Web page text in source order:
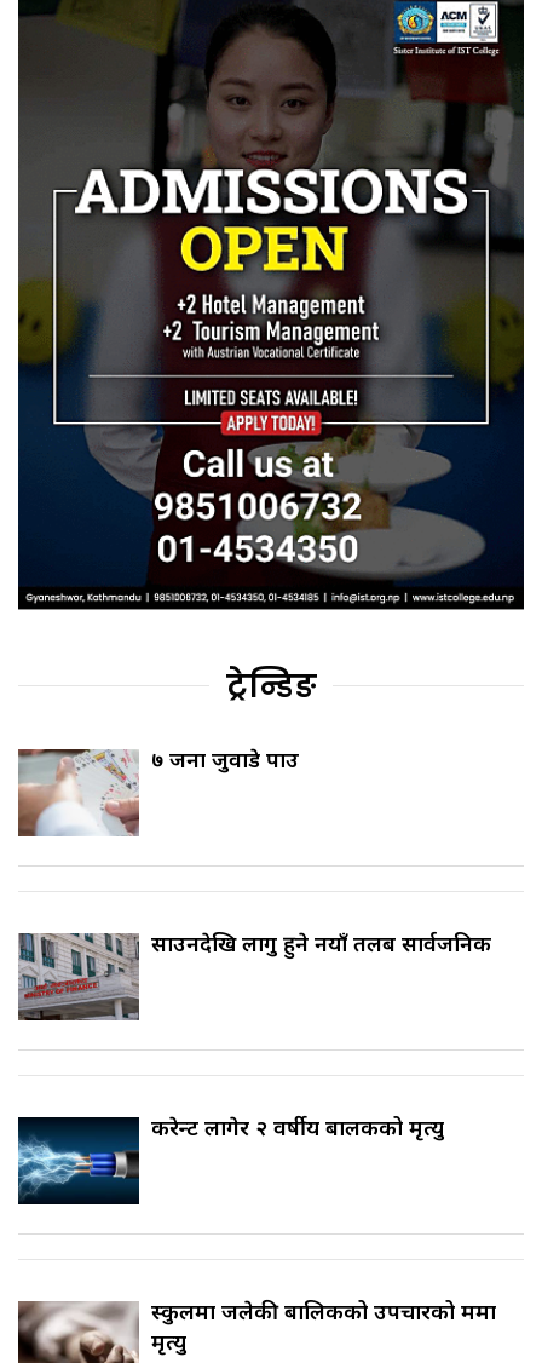
ट्रेन्डिङ
७ जना जुवाडे पक्राउ
साउनदेखि लागु हुने नयाँ तलब सार्वजनिक
करेन्ट लागेर २ वर्षीय बालकको मृत्यु
स्कुलमा जलेकी बालिकको उपचारको क्रममा
मृत्यु